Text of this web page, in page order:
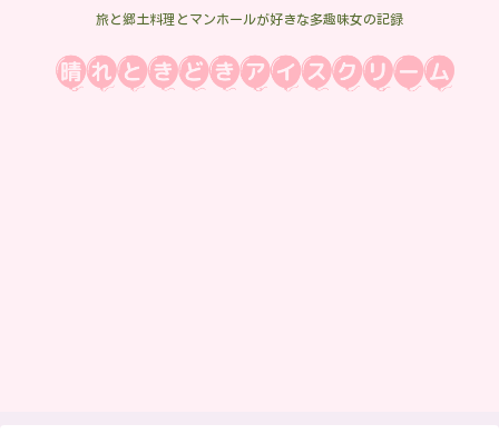
旅と郷土料理とマンホールが好きな多趣味女の記録